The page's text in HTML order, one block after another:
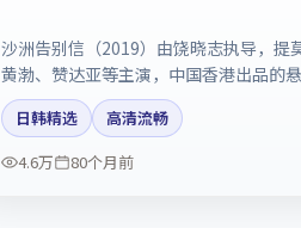
沙洲告别信（2019）由饶晓志执导，提
黄渤、赞达亚等主演，中国香港出品的
配乐与剪辑强化了宿命感。剧情简介与主
索参考，上映日期以片方资料为准。
日韩精选
高清流畅
4.6万
80个月前